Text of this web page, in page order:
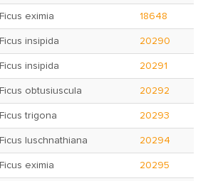
Ficus eximia 18648
Ficus insipida 20290
Ficus insipida 20291
Ficus obtusiuscula 20292
Ficus trigona 20293
Ficus luschnathiana 20294
Ficus eximia 20295